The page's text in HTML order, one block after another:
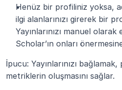
Henüz bir profiliniz yoksa,
ilgi alanlarınızı girerek bir
Yayınlarınızı manuel
Scholar’ın onları
İpucu: Yayınlarınızı
metriklerin oluşmasını sağlar.